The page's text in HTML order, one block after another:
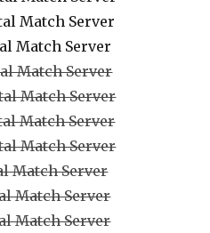
Match Server
Match Server
Match Server
Match Server
Match Server
Match Server
Match Server
Match Server
Match Server